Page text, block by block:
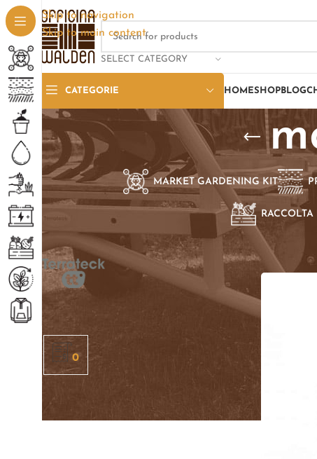
Skip to navigation
Skip to main content
SELECT CATEGORY
CATEGORIE HOMESHOP BLOG
MARKET GARDENING KIT
RACCOLTA
SELEZIONE PER BRAND
Terrateck TT
0
Home